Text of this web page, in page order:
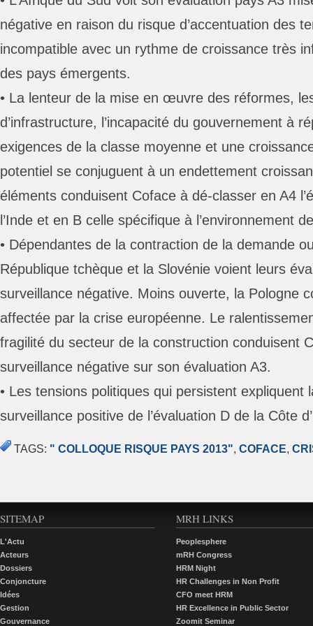
négative en raison du risque d’accentuation des
incompatible avec un rythme de croissance très
des pays émergents.
• La lenteur de la mise en œuvre des réformes,
d’infrastructure, l’incapacité du gouvernement à
exigences de la classe moyenne et une
potentiel se conjuguent à un endettement
éléments conduisent Coface à dé-classer en A4
l’Inde et en B celle spécifique à l’environnement
• Dépendantes de la contraction de la demande
République tchèque et la Slovénie voient leurs
surveillance négative. Moins ouverte, la Pologne
affectée par la crise européenne. Le
fragilité du secteur de la construction conduisent
surveillance négative sur son évaluation A3.
• Les tensions politiques qui persistent expliquent
surveillance positive de l’évaluation D de la Côte
TAGS: " COLLOQUE RISQUE PAYS 2013", COFACE,
SITEMAP
L'Actu
Acteurs
Dossiers
Conjoncture
Idées
Gestion
Gouvernance
MRH LINKS
Peoplesphere
mRH Congress
HRM Night
HR Challenges in Non Profit
CFO meet HRM
HR Excellence in Public Sector
Zoomit Seminar